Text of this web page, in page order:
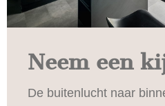
Neem een
De buitenlucht naar